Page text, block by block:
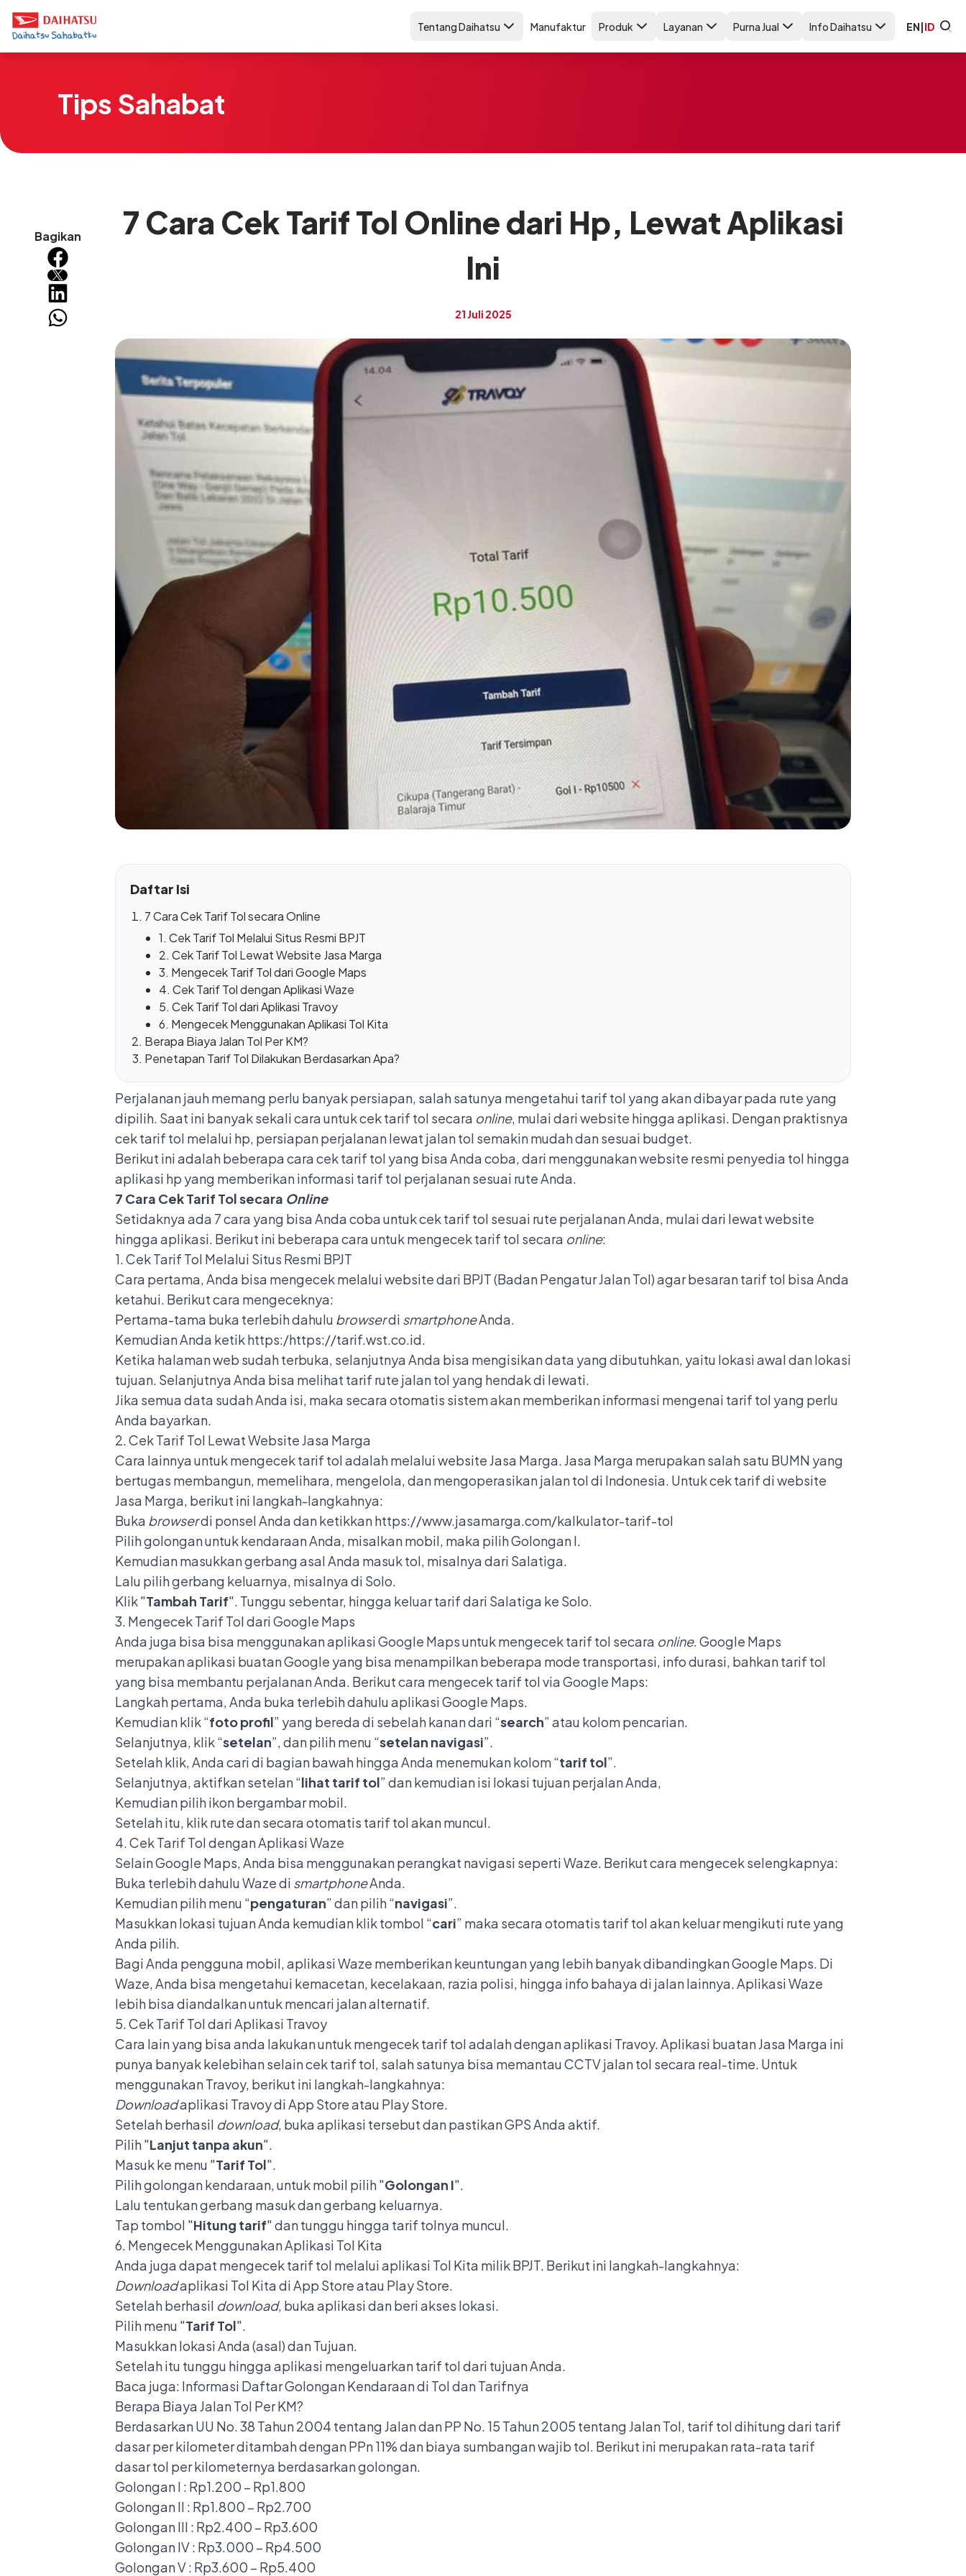
Tentang Daihatsu Manufaktur Produk Layanan Purna Jual Info Daihatsu EN|ID
Tips Sahabat
Bagikan
7 Cara Cek Tarif Tol Online dari Hp, Lewat Aplikasi
Ini
21 Juli 2025
Daftar Isi
7 Cara Cek Tarif Tol secara Online
1. Cek Tarif Tol Melalui Situs Resmi BPJT
2. Cek Tarif Tol Lewat Website Jasa Marga
3. Mengecek Tarif Tol dari Google Maps
4. Cek Tarif Tol dengan Aplikasi Waze
5. Cek Tarif Tol dari Aplikasi Travoy
6. Mengecek Menggunakan Aplikasi Tol Kita
Berapa Biaya Jalan Tol Per KM?
Penetapan Tarif Tol Dilakukan Berdasarkan Apa?
Perjalanan jauh memang perlu banyak persiapan, salah satunya mengetahui tarif tol yang akan dibayar pada rute yang
dipilih. Saat ini banyak sekali cara untuk cek tarif tol secara online, mulai dari website hingga aplikasi. Dengan praktisnya
cek tarif tol melalui hp, persiapan perjalanan lewat jalan tol semakin mudah dan sesuai budget.
Berikut ini adalah beberapa cara cek tarif tol yang bisa Anda coba, dari menggunakan website resmi penyedia tol hingga
aplikasi hp yang memberikan informasi tarif tol perjalanan sesuai rute Anda.
7 Cara Cek Tarif Tol secara Online
Setidaknya ada 7 cara yang bisa Anda coba untuk cek tarif tol sesuai rute perjalanan Anda, mulai dari lewat website
hingga aplikasi. Berikut ini beberapa cara untuk mengecek tarif tol secara online:
1. Cek Tarif Tol Melalui Situs Resmi BPJT
Cara pertama, Anda bisa mengecek melalui website dari BPJT(Badan Pengatur Jalan Tol) agar besaran tarif tol bisa Anda
ketahui. Berikut cara mengeceknya:
Pertama-tama buka terlebih dahulu browserdi smartphoneAnda.
Kemudian Anda ketik https:/https://tarif.wst.co.id.
Ketika halaman web sudah terbuka, selanjutnya Anda bisa mengisikan data yang dibutuhkan, yaitu lokasi awal dan lokasi
tujuan. Selanjutnya Anda bisa melihat tarif rute jalan tol yang hendak di lewati.
Jika semua data sudah Anda isi, maka secara otomatis sistem akan memberikan informasi mengenai tarif tol yang perlu
Anda bayarkan.
2. Cek Tarif Tol Lewat Website Jasa Marga
Cara lainnya untuk mengecek tarif tol adalah melalui website Jasa Marga. Jasa Marga merupakan salah satu BUMN yang
bertugas membangun, memelihara, mengelola, dan mengoperasikan jalan tol di Indonesia. Untuk cek tarif di website
Jasa Marga, berikut ini langkah-langkahnya:
Buka browserdi ponsel Anda dan ketikkan https://www.jasamarga.com/kalkulator-tarif-tol
Pilih golongan untuk kendaraan Anda, misalkan mobil, maka pilih Golongan I.
Kemudian masukkan gerbang asal Anda masuk tol, misalnya dari Salatiga.
Lalu pilih gerbang keluarnya, misalnya di Solo.
Klik "Tambah Tarif". Tunggu sebentar, hingga keluar tarif dari Salatiga ke Solo.
3. Mengecek Tarif Tol dari Google Maps
Anda juga bisa bisa menggunakan aplikasi Google Maps untuk mengecek tarif tol secara online. Google Maps
merupakan aplikasi buatan Google yang bisa menampilkan beberapa mode transportasi, info durasi, bahkan tarif tol
yang bisa membantu perjalanan Anda. Berikut cara mengecek tarif tol viaGoogle Maps:
Langkah pertama, Anda buka terlebih dahulu aplikasi Google Maps.
Kemudian klik “foto profil” yang bereda di sebelah kanan dari “search” atau kolom pencarian.
Selanjutnya, klik “setelan”, dan pilih menu “setelan navigasi”.
Setelah klik, Anda cari di bagian bawah hingga Anda menemukan kolom “tarif tol”.
Selanjutnya, aktifkan setelan “lihat tarif tol” dan kemudian isi lokasi tujuan perjalan Anda,
Kemudian pilih ikon bergambar mobil.
Setelah itu, klik rute dan secara otomatis tarif tol akan muncul.
4. Cek Tarif Tol dengan Aplikasi Waze
Selain Google Maps, Anda bisa menggunakan perangkat navigasi seperti Waze. Berikut cara mengecek selengkapnya:
Buka terlebih dahulu Waze di smartphoneAnda.
Kemudian pilih menu “pengaturan” dan pilih “navigasi”.
Masukkan lokasi tujuan Anda kemudian klik tombol “cari” maka secara otomatis tarif tol akan keluar mengikuti rute yang
Anda pilih.
Bagi Anda pengguna mobil, aplikasi Waze memberikan keuntungan yang lebih banyak dibandingkan Google Maps. Di
Waze, Anda bisa mengetahui kemacetan, kecelakaan, razia polisi, hingga info bahaya di jalan lainnya. Aplikasi Waze
lebih bisa diandalkan untuk mencari jalan alternatif.
5. Cek Tarif Tol dari Aplikasi Travoy
Cara lain yang bisa anda lakukan untuk mengecek tarif tol adalah dengan aplikasi Travoy. Aplikasi buatan Jasa Marga ini
punya banyak kelebihan selain cek tarif tol, salah satunya bisa memantau CCTV jalan tol secara real-time. Untuk
menggunakan Travoy, berikut ini langkah-langkahnya:
Downloadaplikasi Travoy di App Store atau Play Store.
Setelah berhasil download, buka aplikasi tersebut dan pastikan GPS Anda aktif.
Pilih "Lanjut tanpa akun".
Masuk ke menu "Tarif Tol".
Pilih golongan kendaraan, untuk mobil pilih "Golongan I".
Lalu tentukan gerbang masuk dan gerbang keluarnya.
Tap tombol "Hitung tarif" dan tunggu hingga tarif tolnya muncul.
6. Mengecek Menggunakan Aplikasi Tol Kita
Anda juga dapat mengecek tarif tol melalui aplikasi Tol Kita milik BPJT. Berikut ini langkah-langkahnya:
Downloadaplikasi Tol Kita di App Store atau Play Store.
Setelah berhasil download, buka aplikasi dan beri akses lokasi.
Pilih menu "Tarif Tol".
Masukkan lokasi Anda (asal) dan Tujuan.
Setelah itu tunggu hingga aplikasi mengeluarkan tarif tol dari tujuan Anda.
Baca juga: Informasi Daftar Golongan Kendaraan di Tol dan Tarifnya
Berapa Biaya Jalan Tol Per KM?
Berdasarkan UU No. 38 Tahun 2004 tentang Jalan dan PP No. 15 Tahun 2005 tentang Jalan Tol, tarif tol dihitung dari tarif
dasar per kilometer ditambah dengan PPn 11% dan biaya sumbangan wajib tol. Berikut ini merupakan rata-rata tarif
dasar tol per kilometernya berdasarkan golongan.
Golongan I : Rp1.200 – Rp1.800
Golongan II : Rp1.800 – Rp2.700
Golongan III : Rp2.400 – Rp3.600
Golongan IV: Rp3.000 – Rp4.500
Golongan V: Rp3.600 – Rp5.400